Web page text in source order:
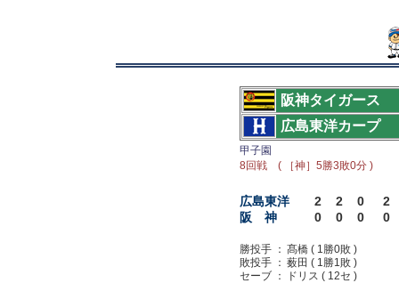
阪神タイガース
広島東洋カープ
甲子園
8回戦 ( ［神］5勝3敗0分 )
広島東洋 2 2 0
2
阪 神
0 0 0 0
勝投手 ： 髙橋 ( 1勝0敗 )
敗投手 ： 薮田 ( 1勝1敗 )
セーブ ：
ドリス ( 12セ )